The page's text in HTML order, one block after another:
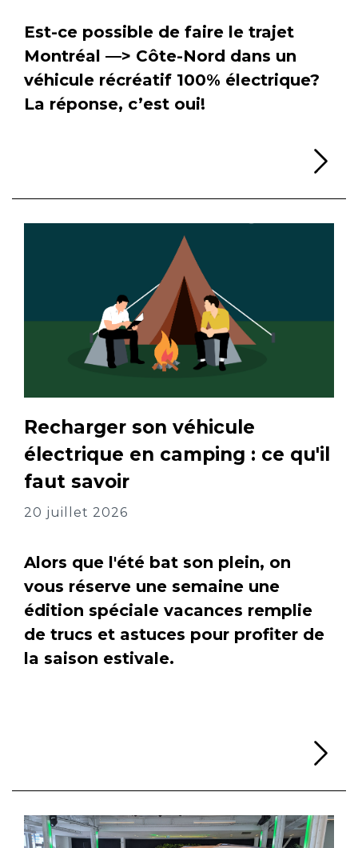
Est-ce possible de faire le trajet
Montréal —> Côte-Nord dans un
véhicule récréatif 100% électrique?
La réponse, c’est oui!
Recharger son véhicule
électrique en camping : ce qu'il
faut savoir
20 juillet 2026
Alors que l'été bat son plein, on
vous réserve une semaine une
édition spéciale vacances remplie
de trucs et astuces pour profiter de
la saison estivale.